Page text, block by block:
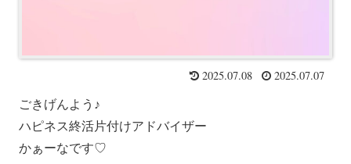
2025.07.08 2025.07.07
ごきげんよう♪
ハピネス終活片付けアドバイザー
かぁーなです♡